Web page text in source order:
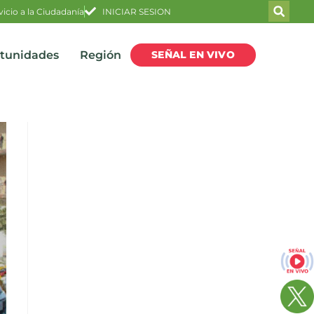
a la Ciudadanía INICIAR SESION
Región SEÑAL EN VIVO